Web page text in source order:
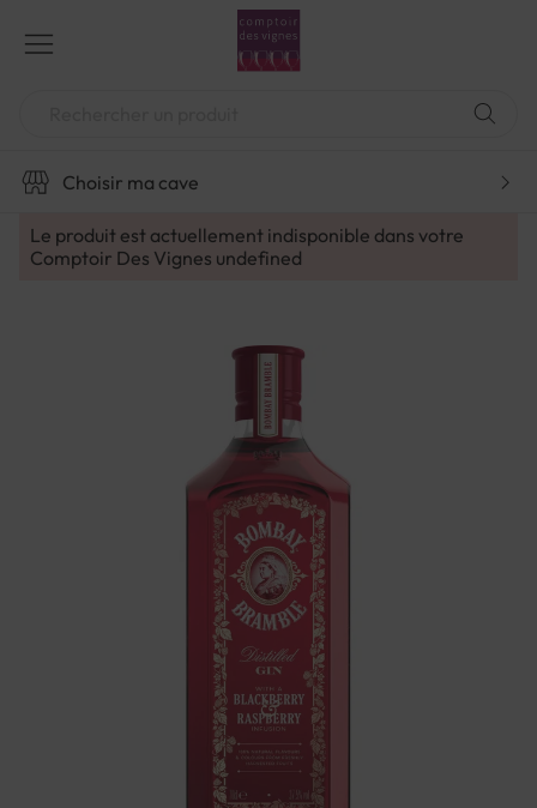
contenu
Choisir ma cave
Le produit est actuellement indisponible dans votre
Comptoir Des Vignes undefined